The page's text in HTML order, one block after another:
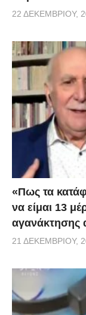
22 ΔΕΚΕΜΒΡΊΟΥ,
«Πως τα
να είμαι 13
αγανάκτησης
21 ΔΕΚΕΜΒΡΊΟΥ,